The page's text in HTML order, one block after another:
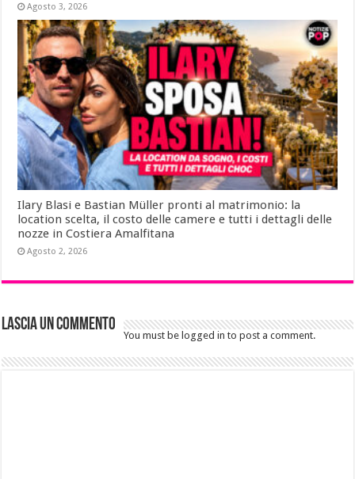
Agosto 3, 2026
Ilary Blasi e Bastian Müller pronti al matrimonio: la
location scelta, il costo delle camere e tutti i dettagli delle
nozze in Costiera Amalfitana
Agosto 2, 2026
Lascia un commento
You must be logged in to post a comment.